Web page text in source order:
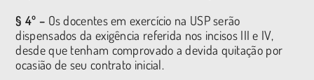
§ 4º – Os docentes em exercício na USP serão
dispensados da exigência referida nos incisos III e IV,
desde que tenham comprovado a devida quitação por
ocasião de seu contrato inicial.